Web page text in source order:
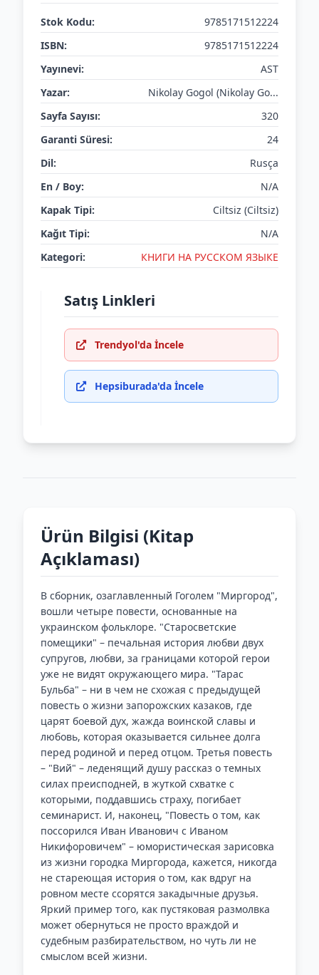
Stok Kodu:
9785171512224
ISBN:
9785171512224
Yayınevi:
AST
Yazar:
Nikolay Gogol (Nikolay Go...
Sayfa Sayısı:
320
Garanti Süresi:
24
Dil:
Rusça
En / Boy:
N/A
Kapak Tipi:
Ciltsiz (Ciltsiz)
Kağıt Tipi:
N/A
Kategori:
КНИГИ НА РУССКОМ ЯЗЫКЕ
Satış Linkleri
Trendyol'da İncele
Hepsiburada'da İncele
Ürün Bilgisi (Kitap
Açıklaması)
В сборник, озаглавленный Гоголем "Миргород",
вошли четыре повести, основанные на
украинском фольклоре. "Старосветские
помещики" – печальная история любви двух
супругов, любви, за границами которой герои
уже не видят окружающего мира. "Тарас
Бульба" – ни в чем не схожая с предыдущей
повесть о жизни запорожских казаков, где
царят боевой дух, жажда воинской славы и
любовь, которая оказывается сильнее долга
перед родиной и перед отцом. Третья повесть
– "Вий" – леденящий душу рассказ о темных
силах преисподней, в жуткой схватке с
которыми, поддавшись страху, погибает
семинарист. И, наконец, "Повесть о том, как
поссорился Иван Иванович с Иваном
Никифоровичем" – юмористическая зарисовка
из жизни городка Миргорода, кажется, никогда
не стареющая история о том, как вдруг на
ровном месте ссорятся закадычные друзья.
Яркий пример того, как пустяковая размолвка
может обернуться не просто враждой и
судебным разбирательством, но чуть ли не
смыслом всей жизни.